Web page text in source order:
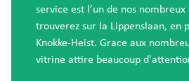
service est l’un de nos nombreux
trouverez sur la Lippenslaan, en
Knokke-Heist. Grace aux
vitrine attire beaucoup